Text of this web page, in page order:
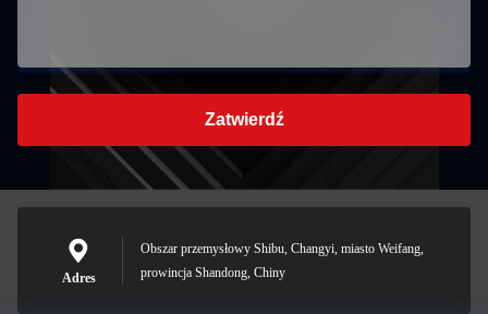
Zatwierdź
Adres
Obszar przemysłowy Shibu, Changyi, miasto Weifang,
prowincja Shandong, Chiny